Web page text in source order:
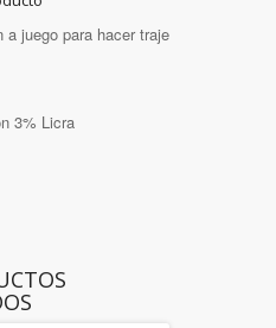
a juego para hacer traje
3% Licra